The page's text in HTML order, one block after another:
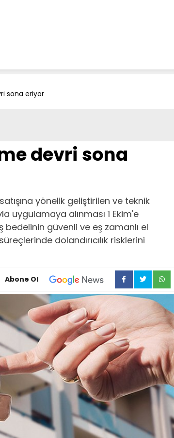
sona eriyor
devri sona
yönelik geliştirilen ve teknik
uygulamaya alınması 1 Ekim'e
bedelinin güvenli ve eş zamanlı el
dolandırıcılık risklerini
Abone Ol